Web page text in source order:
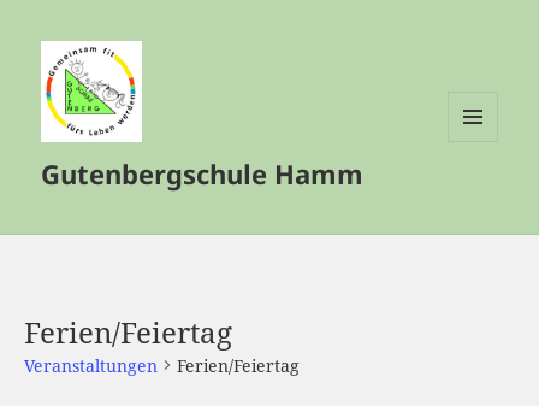
Gutenbergschule Hamm
Ferien/Feiertag
Veranstaltungen Ferien/Feiertag